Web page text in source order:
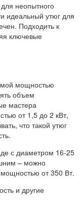
неопытного
идеальный утюг для
Подходить к
ключевые
мощностью
объем
мастера
от 1,5 до 2 кВт,
что такой утюг
с диаметром 16-25
– можно
от 350 Вт.
и другие